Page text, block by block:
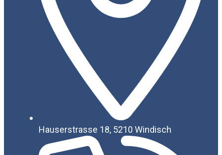
Hauserstrasse 18, 5210 Windisch